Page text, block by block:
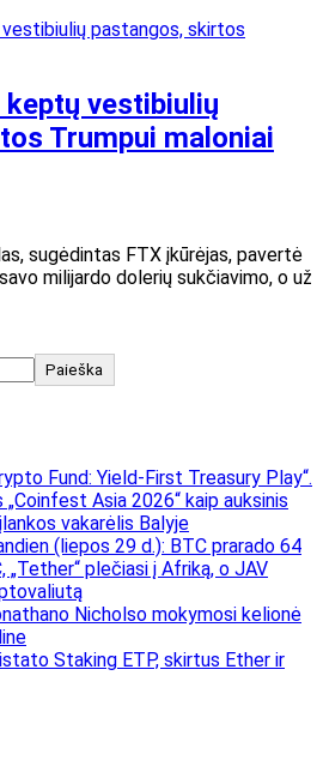
keptų vestibiulių
Trumpui maloniai
sugėdintas FTX įkūrėjas, pavertė
milijardo dolerių sukčiavimo, o už
Paieška
Fund: Yield-First Treasury Play“.
„Coinfest Asia 2026“ kaip auksinis
vakarėlis Balyje
(liepos 29 d.): BTC prarado 64
„Tether“ plečiasi į Afriką, o JAV
Nicholso mokymosi kelionė
Staking ETP, skirtus Ether ir